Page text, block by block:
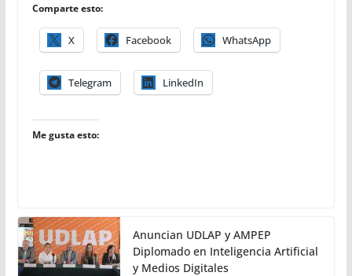
Comparte esto:
X Facebook WhatsApp
Telegram LinkedIn
Me gusta esto:
Anuncian UDLAP y AMPEP
Diplomado en Inteligencia Artificial
y Medios Digitales